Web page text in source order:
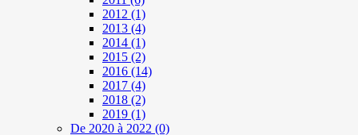
2012 (1)
2013 (4)
2014 (1)
2015 (2)
2016 (14)
2017 (4)
2018 (2)
2019 (1)
De 2020 à 2022 (0)